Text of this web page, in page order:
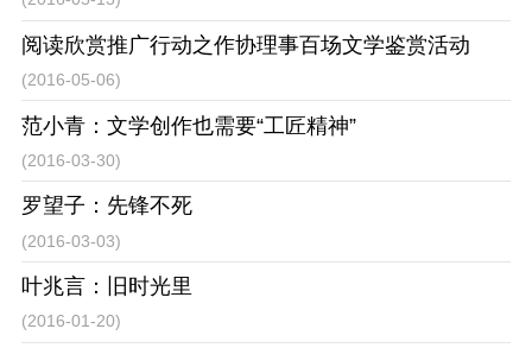
阅读欣赏推广行动之作协理事百场文学鉴赏活动
(2016-05-06)
范小青：文学创作也需要“工匠精神”
(2016-03-30)
罗望子：先锋不死
(2016-03-03)
叶兆言：旧时光里
(2016-01-20)